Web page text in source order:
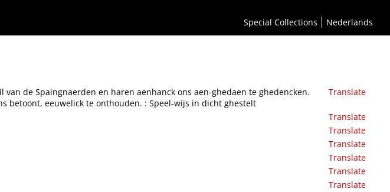
Special Collections Nederlands
te ghedencken. Ende de groote liefde ende trou vande princen uyt den huyse van Nassau, aen ons betoont, eeuwelick te
de Spaingnaerden en haren aenhanck ons aen-ghedaen te ghedencken.
betoont, eeuwelick te onthouden. : Speel-wijs in dicht ghestelt
Translate
Translate
Translate
Translate
Translate
Translate
Translate